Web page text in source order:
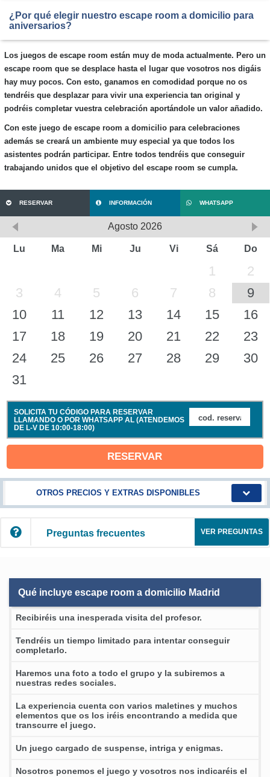
¿Por qué elegir nuestro escape room a domicilio para
aniversarios?
Los juegos de escape room están muy de moda actualmente. Pero un
escape room que se desplace hasta el lugar que vosotros nos digáis
hay muy pocos. Con esto, ganamos en comodidad porque no os
tendréis que desplazar para vivir una experiencia tan original y
podréis completar vuestra celebración aportándole un valor añadido.
Con este juego de escape room a domicilio para celebraciones
además se creará un ambiente muy especial ya que todos los
asistentes podrán participar. Entre todos tendréis que conseguir
trabajando unidos que el objetivo del escape room se cumpla.
RESERVAR INFORMACIÓN WHATSAPP
Agosto 2026
Lu Ma Mi Ju Vi Sá Do
1
2
3
4 5 6 7 8
9
10
11 12 13 14 15
16
17
18 19 20 21 22
23
24
25 26 27 28 29
30
31
SOLICITA TU CÓDIGO PARA RESERVAR
LLAMANDO O POR WHATSAPP AL (ATENDEMOS
DE L-V DE 10:00-18:00)
RESERVAR
OTROS PRECIOS Y EXTRAS DISPONIBLES
Preguntas frecuentes VER PREGUNTAS
Qué incluye escape room a domicilio Madrid
Recibiréis una inesperada visita del profesor.
Tendréis un tiempo limitado para intentar conseguir
completarlo.
Haremos una foto a todo el grupo y la subiremos a
nuestras redes sociales.
La experiencia cuenta con varios maletines y muchos
elementos que os los iréis encontrando a medida que
transcurre el juego.
Un juego cargado de suspense, intriga y enigmas.
Nosotros ponemos el juego y vosotros nos indicaréis el